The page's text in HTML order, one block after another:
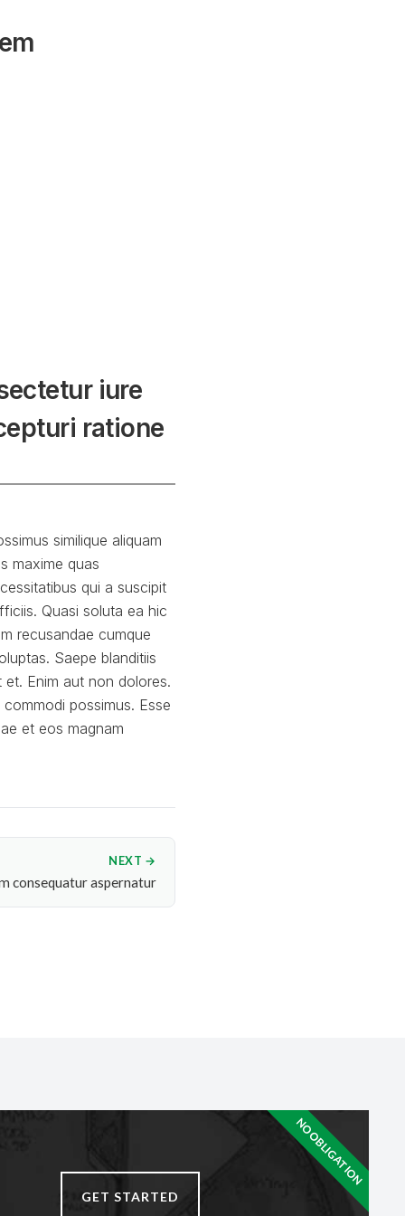
iure
ratione
similique aliquam
maxime quas
qui a suscipit
Quasi soluta ea hic
recusandae cumque
Saepe blanditiis
Enim aut non dolores.
possimus. Esse
et eos magnam
NEXT →
consequatur aspernatur
GET STARTED
NO OBLIGATION